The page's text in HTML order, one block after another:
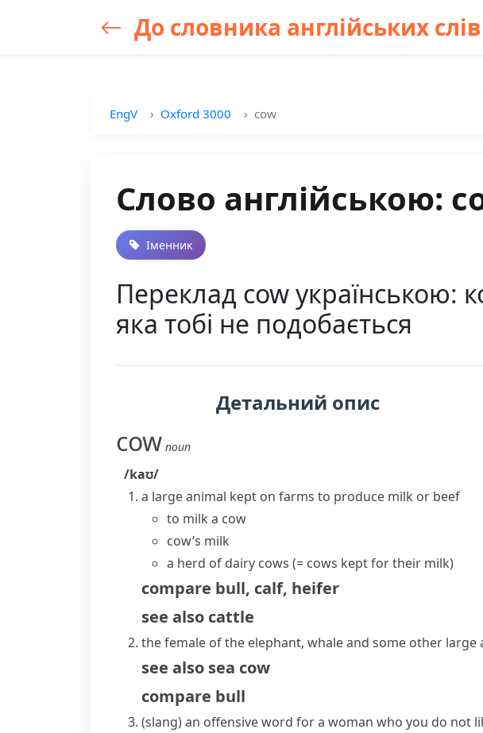
До словника англійських слів
EngV Oxford 3000 cow
Слово англійською:
Іменник
Переклад cow українською:
яка тобі не подобається
Детальний опис
cow noun
/kaʊ/
a large animal kept on farms to produce milk or beef
to milk a cow
cow’s milk
a herd of dairy cows (= cows kept for their milk)
compare bull, calf, heifer
see also cattle
the female of the elephant, whaleand some other large
see also sea cow
compare bull
(slang)an offensive word for a woman who you do not